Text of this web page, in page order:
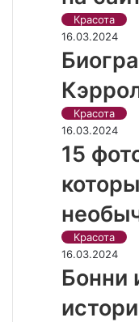
Красота
16.03.2024
Красота
16.03.2024
15
Красота
16.03.2024
Бонни